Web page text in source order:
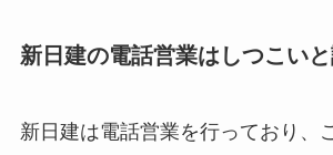
新日建の電話営業はしつこいと
新日建は電話営業を行っており、